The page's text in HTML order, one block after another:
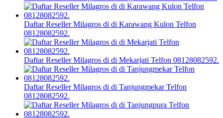
Daftar Reseller Milagros di di Karawang Kulon Telfon
08128082592.
Daftar Reseller Milagros di di Mekarjati Telfon 08128082592.
Daftar Reseller Milagros di di Tanjungmekar Telfon
08128082592.